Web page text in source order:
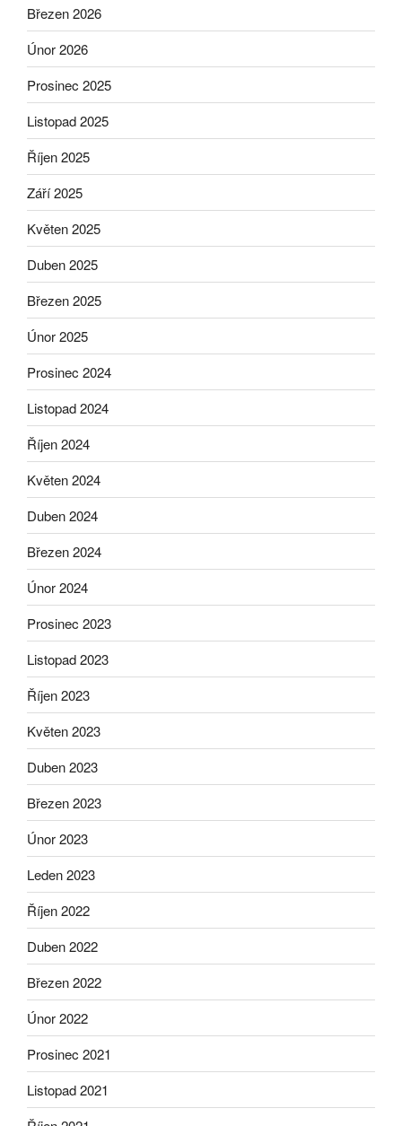
Březen 2026
Únor 2026
Prosinec 2025
Listopad 2025
Říjen 2025
Září 2025
Květen 2025
Duben 2025
Březen 2025
Únor 2025
Prosinec 2024
Listopad 2024
Říjen 2024
Květen 2024
Duben 2024
Březen 2024
Únor 2024
Prosinec 2023
Listopad 2023
Říjen 2023
Květen 2023
Duben 2023
Březen 2023
Únor 2023
Leden 2023
Říjen 2022
Duben 2022
Březen 2022
Únor 2022
Prosinec 2021
Listopad 2021